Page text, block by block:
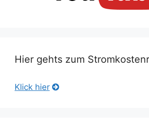
Hier gehts zum
Klick hier